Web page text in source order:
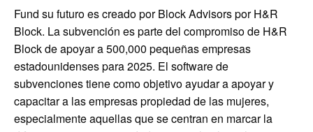
Fund su futuro es creado por Block Advisors por H&R
Block. La subvención es parte del compromiso de H&R
Block de apoyar a 500,000 pequeñas empresas
estadounidenses para 2025. El software de
subvenciones tiene como objetivo ayudar a apoyar y
capacitar a las empresas propiedad de las mujeres,
especialmente aquellas que se centran en marcar la